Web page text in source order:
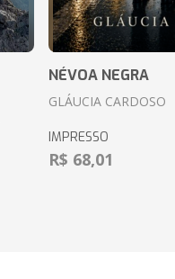
NÉVOA NEGRA
GLÁUCIA CARDOSO
IMPRESSO
R$ 68,01